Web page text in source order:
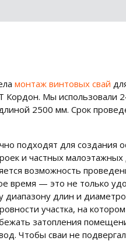
монтаж винтовых свай
Кордон. Мы использовали
2500 мм. Срок
подходят для создания
и частных
возможность
время — это не только
диапазону длин и
участка, на
затопления
Чтобы сваи не